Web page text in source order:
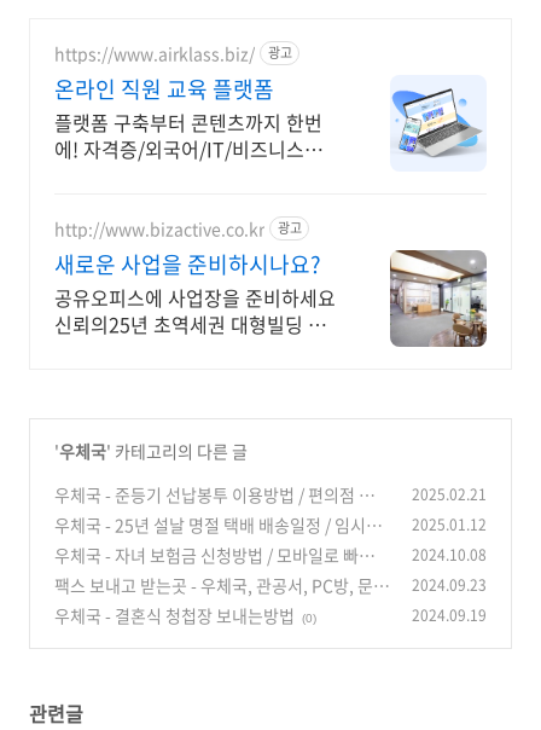
https://www.airklass.biz/ 광고
온라인 직원 교육 플랫폼
플랫폼 구축부터 콘텐츠까지 한번
에! 자격증/외국어/IT/비즈니스
http://www.bizactive.co.kr 광고
새로운 사업을 준비하시나요?
공유오피스에 사업장을 준비하세요
신뢰의25년 초역세권 대형빌딩 비
'우체국' 카테고리의 다른 글
우체국 - 준등기 선납봉투 이용방법 / 편의점 반값
택배와 비교해보자 (0)
2025.02.21
우체국 - 25년 설날 명절 택배 배송일정 / 임시공
휴일은?
(0)
2025.01.12
우체국 - 자녀 보험금 신청방법 / 모바일로 빠르게
청구하세요 / 4살 딸래미 쇄골뼈가 골절되었다..
ㅜ
(0)
2024.10.08
팩스 보내고 받는곳 - 우체국, 관공서, PC방, 문구
점, 관리사무소
(0)
2024.09.23
우체국 - 결혼식 청첩장 보내는방법 (0) 2024.09.19
관련글